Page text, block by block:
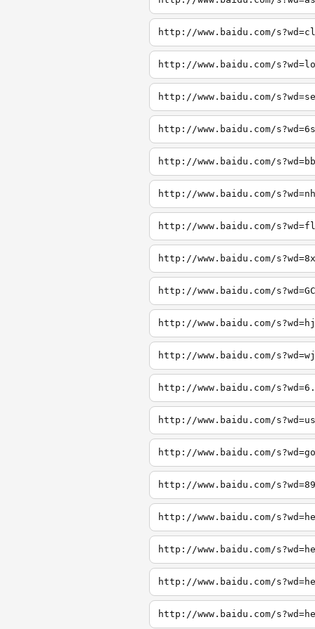
http://www.baidu.com/
http://www.baidu.com/
http://www.baidu.com/
http://www.baidu.com/
http://www.baidu.com/
http://www.baidu.com/
http://www.baidu.com/
http://www.baidu.com/
http://www.baidu.com/
http://www.baidu.com/
http://www.baidu.com/
http://www.baidu.com/
http://www.baidu.com/
http://www.baidu.com/
http://www.baidu.com/
http://www.baidu.com/
http://www.baidu.com/
http://www.baidu.com/
http://www.baidu.com/